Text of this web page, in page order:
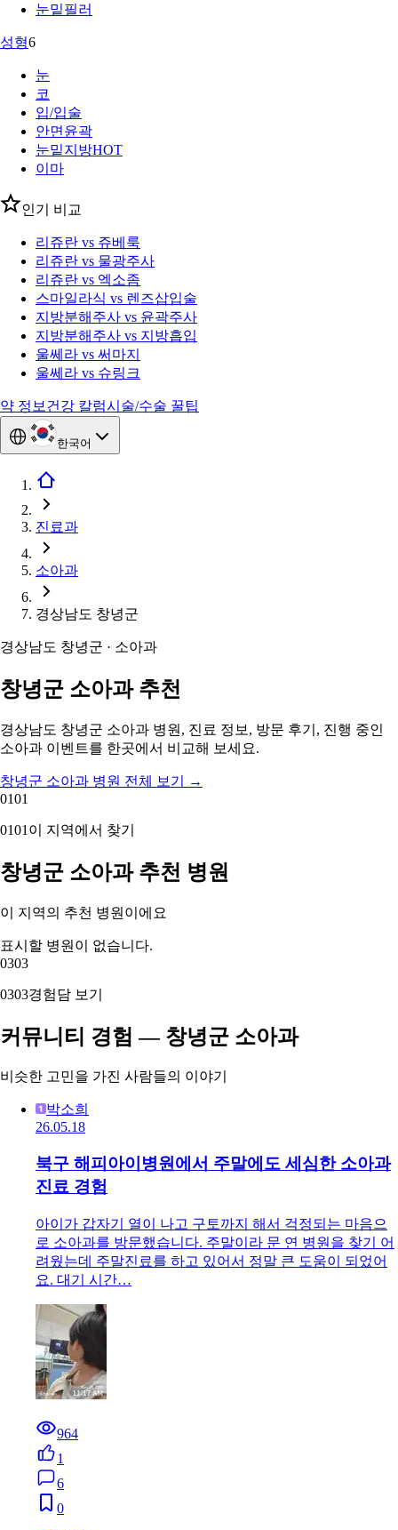
눈밑필러
성형6
눈
코
입/입술
안면윤곽
눈밑지방HOT
이마
인기 비교
리쥬란 vs 쥬베룩
리쥬란 vs 물광주사
리쥬란 vs 엑소좀
스마일라식 vs 렌즈삽입술
지방분해주사 vs 윤곽주사
지방분해주사 vs 지방흡입
울쎄라 vs 써마지
울쎄라 vs 슈링크
약 정보 건강 칼럼시술/수술 꿀팁
한국어
진료과
소아과
경상남도 창녕군
경상남도 창녕군 · 소아과
창녕군 소아과 추천
경상남도 창녕군 소아과 병원, 진료 정보, 방문 후기, 진행 중인
소아과 이벤트를 한곳에서 비교해 보세요.
창녕군 소아과 병원 전체 보기
→
0101
0101 이 지역에서 찾기
창녕군 소아과 추천 병원
이 지역의 추천 병원이에요
표시할 병원이 없습니다.
0303
0303경험담 보기
커뮤니티 경험 — 창녕군 소아과
비슷한 고민을 가진 사람들의 이야기
박소희
26.05.18
북구 해피아이병원에서 주말에도 세심한 소아과
진료 경험
아이가 갑자기 열이 나고 구토까지 해서 걱정되는 마음으
로 소아과를 방문했습니다. 주말이라 문 연 병원을 찾기 어
려웠는데 주말진료를 하고 있어서 정말 큰 도움이 되었어
요. 대기 시간…
964
1
6
0